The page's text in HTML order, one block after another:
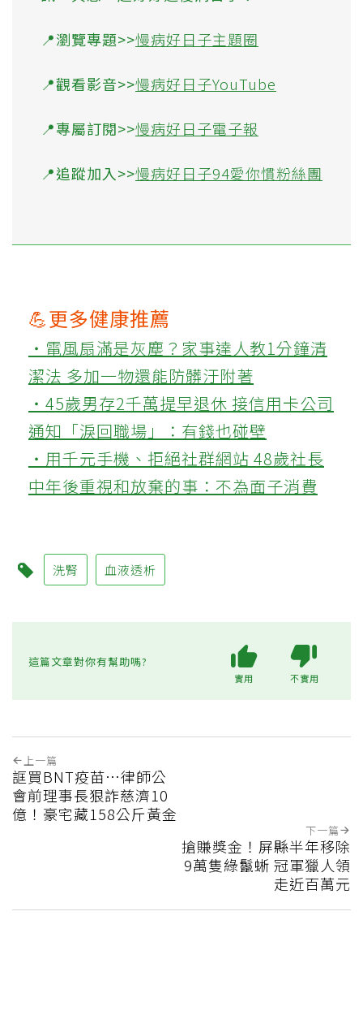
📍瀏覽專題>>慢病好日子主題圈
📍觀看影音>>慢病好日子YouTube
📍專屬訂閱>>慢病好日子電子報
📍追蹤加入>>慢病好日子94愛你慣粉絲團
💪更多健康推薦
‧電風扇滿是灰塵？家事達人教1分鐘清
潔法 多加一物還能防髒汙附著
‧45歲男存2千萬提早退休 接信用卡公司
通知「淚回職場」：有錢也碰壁
‧用千元手機、拒絕社群網站 48歲社長
中年後重視和放棄的事：不為面子消費
洗腎 血液透析
這篇文章對你有幫助嗎?
實用 不實用
上一篇
誆買BNT疫苗…律師公
會前理事長狠詐慈濟10
億！豪宅藏158公斤黃金
下一篇
搶賺獎金！屏縣半年移除
9萬隻綠鬣蜥 冠軍獵人領
走近百萬元